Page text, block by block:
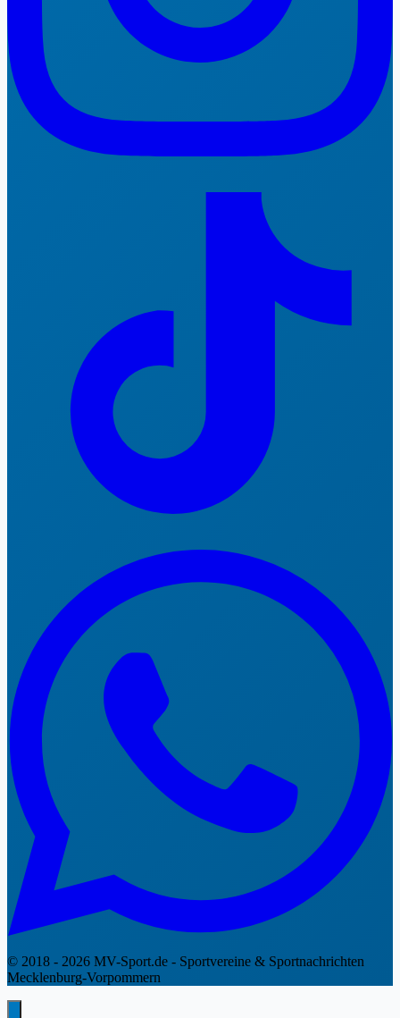
© 2018 - 2026 MV-Sport.de - Sportvereine & Sportnachrichten
Mecklenburg-Vorpommern